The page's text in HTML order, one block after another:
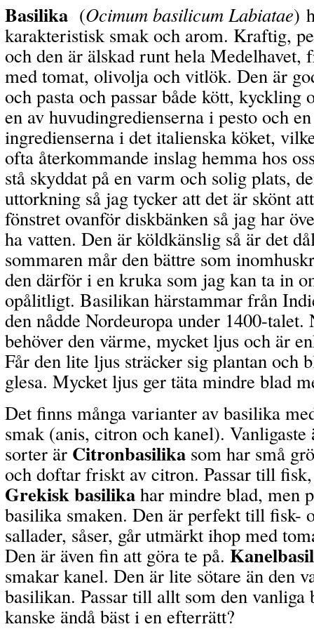
Basilika (Ocimum basilicum Labiatae)
karakteristisk smak och arom. Kraftig,
och den är älskad runt hela
med tomat, olivolja och vitlök. Den är
och pasta och passar både kött,
en av huvudingredienserna i pesto och
ingredienserna i det italienska köket,
ofta återkommande inslag hemma hos
stå skyddat på en varm och solig plats,
uttorkning så jag tycker att det är skönt
fönstret ovanför diskbänken så jag har
ha vatten. Den är köldkänslig så är det
sommaren mår den bättre som
den därför i en kruka som jag kan ta in
opålitligt. Basilikan härstammar från
den nådde Nordeuropa under 1400-talet.
behöver den värme, mycket ljus och är
Får den lite ljus sträcker sig plantan och
glesa. Mycket ljus ger täta mindre blad
Det finns många varianter av basilika
smak (anis, citron och kanel). Vanligaste
sorter är Citronbasilika som har små
och doftar friskt av citron. Passar till
Grekisk basilika har mindre blad, men
basilika smaken. Den är perfekt till fisk-
sallader, såser, går utmärkt ihop med
Den är även fin att göra te på.
smakar kanel. Den är lite sötare än den
basilikan. Passar till allt som den vanliga
kanske ändå bäst i en efterrätt?